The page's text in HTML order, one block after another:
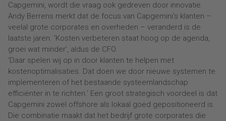
Capgemini, wordt die vraag ook gedreven door innovatie.
Andy Berrens merkt dat de focus van Capgemini’s klanten –
veelal grote corporates en overheden – veranderd is de
laatste jaren. ‘Kosten verbeteren staat hoog op de agenda,
groei wat minder’, aldus de CFO.
‘Daar spelen wij op in door klanten te helpen met
kostenoptimalisaties. Dat doen we door nieuwe systemen te
implementeren of het bestaande systeemlandschap
efficiënter in te richten.’ Een groot strategisch voordeel is dat
Capgemini zowel offshore als lokaal goed gepositioneerd is.
Die combinatie maakt dat het bedrijf grote corporates die